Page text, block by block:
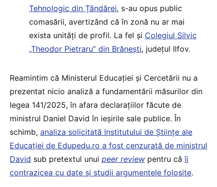
Tehnologic din Țăndărei, s-au opus public
comasării, avertizând că în zonă nu ar mai
exista unități de profil. La fel și Colegiul Silvic
„Theodor Pietraru” din Brănești, județul Ilfov.
Reamintim că Ministerul Educației și Cercetării nu a
prezentat nicio analiză a fundamentării măsurilor din
legea 141/2025, în afara declarațiilor făcute de
ministrul Daniel David în ieșirile sale publice. În
schimb, analiza solicitată Institutului de Științe ale
Educației de Edupedu.ro a fost cenzurată de ministrul
David sub pretextul unui peer review pentru căîi
contrazicea cu date și studii argumentele folosite.